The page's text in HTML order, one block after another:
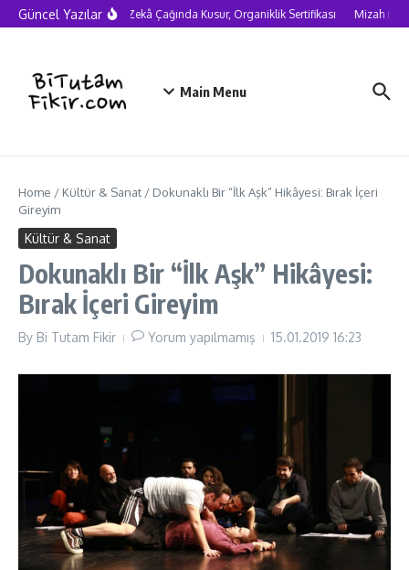
Skip to content
Güncel YazılarYapay Zekâ Çağında Kusur, Organiklik Sertifikası Mizah
Main Menu
Home / Kültür & Sanat / Dokunaklı Bir “İlk Aşk” Hikâyesi: Bırak İçeri
Gireyim
Kültür & Sanat
Dokunaklı Bir “İlk Aşk” Hikâyesi:
Bırak İçeri Gireyim
By Bi Tutam Fikir Yorum yapılmamış 15.01.2019 16:23